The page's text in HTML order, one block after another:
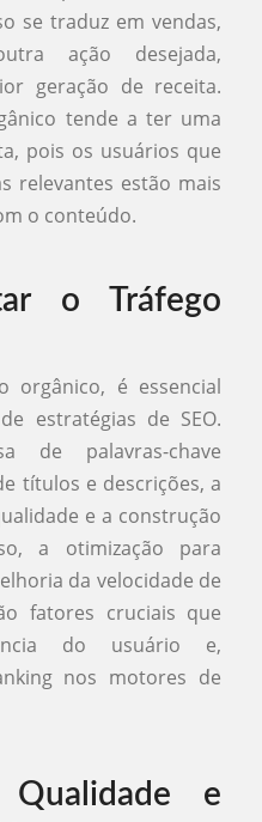
se traduz em vendas,
ação desejada,
geração de receita.
tende a ter uma
pois os usuários que
relevantes estão mais
o conteúdo.
o Tráfego
orgânico, é essencial
estratégias de SEO.
de palavras-chave
títulos e descrições, a
e a construção
a otimização para
da velocidade de
fatores cruciais que
do usuário e,
nos motores de
e